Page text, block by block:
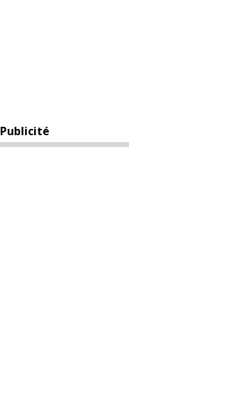
Publicité